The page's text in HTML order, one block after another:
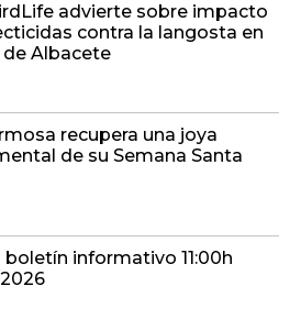
advierte sobre impacto
contra la langosta en
de Albacete
recupera una joya
de su Semana Santa
informativo 11:00h